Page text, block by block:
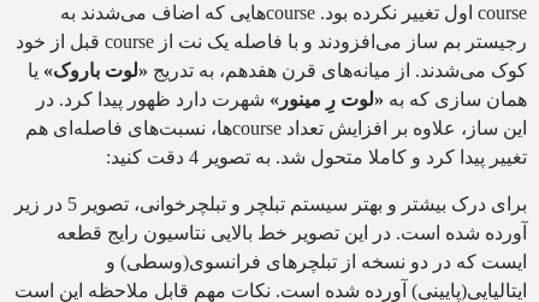
course اول تغییر نکرده بود. courseهایی که اضاف می‌شدند به
رجیستر بم ساز می‌افزودند و با فاصله‌ یک نت از course قبل از خود
کوک می‌شدند. از میانه‌های قرن هفدهم، به تدریج «لوت باروک» یا
همان سازی که به «لوت رِ مینور» شهرت دارد ظهور پیدا کرد. در
این ساز، علاوه بر افزایش تعداد courseها، نسبت‌های فاصله‌ای هم
تغییر پیدا کرد و کاملا متحول شد. به تصویر 4 دقت کنید:
برای درک بیشتر و بهتر سیستم تبلچر و تبلچرخوانی، تصویر 5 در زیر
آورده شده است. در این تصویر خط بالایی نتاسیون رایج قطعه
ایست که در دو نسخه از تبلچرهای فرانسوی(وسطی) و
ایتالیایی(پایینی) آورده شده است. نکات مهم قابل ملاحظه این است